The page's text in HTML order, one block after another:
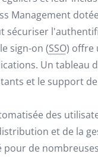
Management
sécuriser
sign-on (SSO) offre
Un tableau
et le support
des
et de la
de